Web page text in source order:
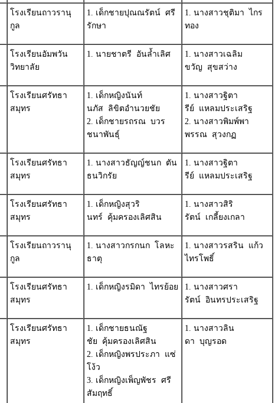
โรงเรียนถาวรานุ
กูล
1. เด็กชายปุณณรัตน์ ศรี
รักษา
1. นางสาวชุติมา ไกร
ทอง
โรงเรียนอัมพวัน
วิทยาลัย
1. นายชาตรี อันล้ำเลิศ
1. นางสาวเฉลิม
ขวัญ สุขสว่าง
โรงเรียนศรัทธา
สมุทร
1. เด็กหญิงนันท์
นภัส ลิขิตอำนวยชัย
2. เด็กชายรถรณ บวร
ชนาพันธุ์
1. นางสาวฐิตา
รีย์ แหลมประเสริฐ
2. นางสาวพิมพ์พา
พรรณ สุวงกฏ
โรงเรียนศรัทธา
สมุทร
1. นางสาวธัญญ์ชนก ตัน
ธนวิกรัย
1. นางสาวฐิตา
รีย์ แหลมประเสริฐ
โรงเรียนศรัทธา
สมุทร
1. เด็กหญิงสุวริ
นทร์ คุ้มครองเลิศสิน
1. นางสาวสิริ
รัตน์ เกลี้ยงเกลา
โรงเรียนถาวรานุ
กูล
1. นางสาวกรกนก โลหะ
ธาตุ
1. นางสาวรสริน แก้ว
ไทรโพธิ์
โรงเรียนศรัทธา
สมุทร
1. เด็กหญิงรมิดา ไทรย้อย
1. นางสาวศรา
รัตน์ อินทรประเสริฐ
โรงเรียนศรัทธา
สมุทร
1. เด็กชายธนณัฐ
ชัย คุ้มครองเลิศสิน
2. เด็กหญิงพรประภา แซ่
โง้ว
3. เด็กหญิงเพ็ญพัชร ศรี
สัมฤทธิ์
1. นางสาวลิน
ดา บุญรอด